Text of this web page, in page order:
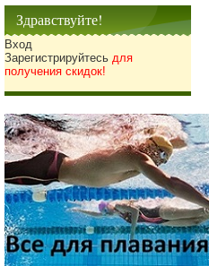
Здравствуйте!
Вход
Зарегистрируйтесь для
получения скидок!